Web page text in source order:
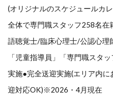
(オリジナルのスケジュールカ
全体で専門職スタッフ258名
語聴覚士/臨床心理士/公認心理
「児童指導員」「専門職スタ
実施●完全送迎実施(エリア内
迎対応OK)※2026・4月現在